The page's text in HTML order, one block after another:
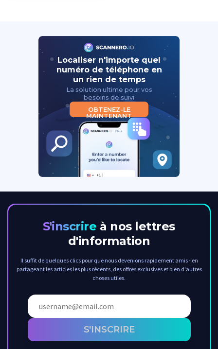
Localiser n'importe quel
numéro de téléphone en
un rien de temps
La solution ultime pour vos
besoins de suivi
OBTENEZ-LE
MAINTENANT
S'inscrire à nos lettres
d'information
Il suffit de quelques clics pour que nous devenions rapidement amis - en
partageant les articles les plus récents, des offres exclusives et bien d'autres
choses utiles.
S'INSCRIRE